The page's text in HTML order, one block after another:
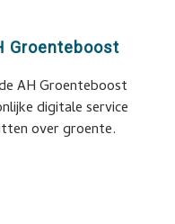
Groenteboost
AH Groenteboost
digitale service
over groente.